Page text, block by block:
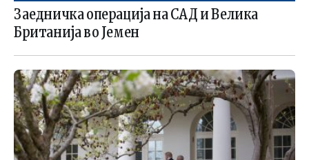
Заедничка операција на САД и Велика
Британија во Јемен